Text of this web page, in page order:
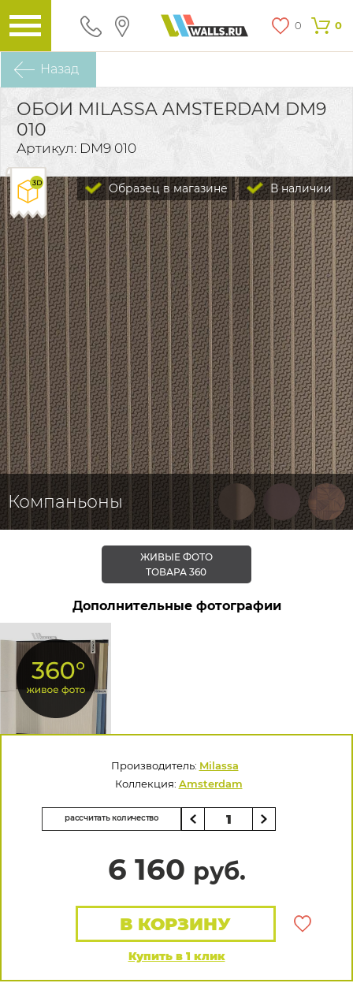
0 0
Назад
ОБОИ MILASSA AMSTERDAM DM9
010
Артикул: DM9 010
В наличии
Образец в магазине
Компаньоны
ЖИВЫЕ ФОТО
ТОВАРА 360
Дополнительные фотографии
Производитель: Milassa
Коллекция: Amsterdam
рассчитать количество
6 160 руб.
Купить в 1 клик
В КОРЗИНУ